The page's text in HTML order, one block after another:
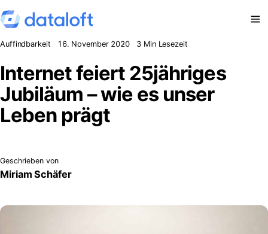
Zum Inhalt springen
Auffindbarkeit 16. November 2020 3 Min Lesezeit
Internet feiert 25jähriges
Jubiläum – wie es unser
Leben prägt
Geschrieben von
Miriam Schäfer